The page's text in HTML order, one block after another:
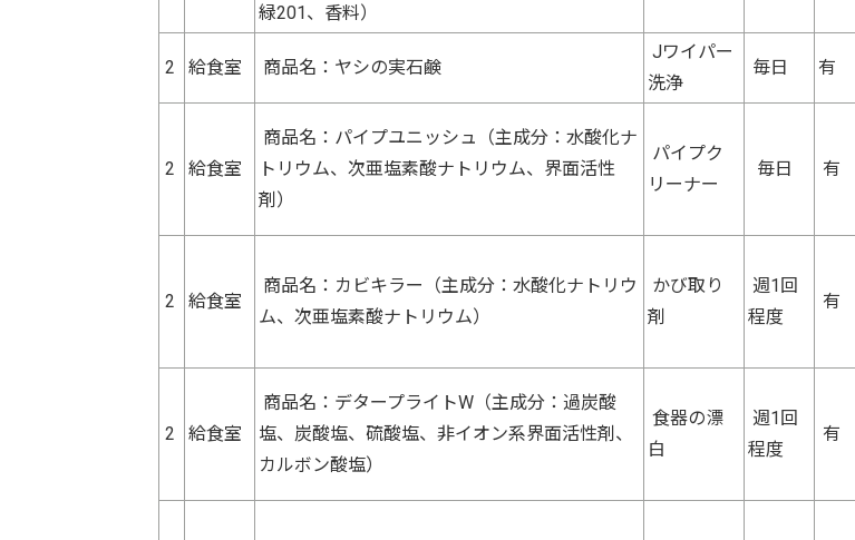
緑201、香料）
2 給食室 商品名：ヤシの実石鹸
Jワイパー
洗浄
毎日 有
2 給食室
商品名：パイプユニッシュ（主成分：水酸化ナ
トリウム、次亜塩素酸ナトリウム、界面活性
剤）
パイプク
リーナー
毎日 有
2 給食室
商品名：カビキラー（主成分：水酸化ナトリウ
ム、次亜塩素酸ナトリウム）
かび取り
剤
週1回
程度
有
2 給食室
商品名：デタープライトW（主成分：過炭酸
塩、炭酸塩、硫酸塩、非イオン系界面活性剤、
カルボン酸塩）
食器の漂
白
週1回
程度
有